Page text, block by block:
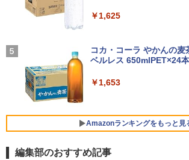
8月5日限定10倍＆抽選
代Celeron 6305U最大
起動新品SSD2TB テン
Microsoftoffice2024可
2 インチ キーボード ス
代 Corei3/i5-8500T メ
D1TB 二画面デュアル
o 中古パソコンデスク
ニPC デル 中古パソコ
5
FUJITSU/富士通
モバイルディスプレイ
h/PS3/PS4/PS5/Xbox
SBType-C/標準HDMI対
【楽天1位！保護レザ
ノングレア 非光沢
￥825
付き 防水 タッチ式音量調
￥1,964
Xiaomi シャオミ REDMI
￥2,980
￥250
￥1,625
コカ・コーラ やかんの
ベルレス 650mlPET×24本
￥1,653
Amazonランキングをもっと見
編集部のおすすめ記事